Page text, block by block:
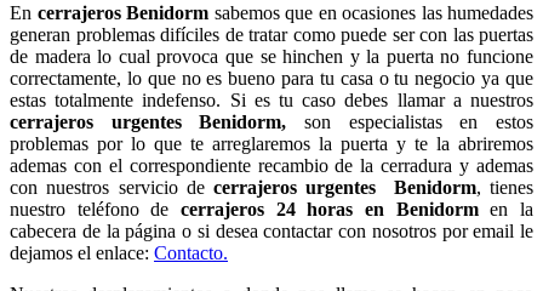
En cerrajeros Benidorm sabemos que en ocasiones las humedades
generan problemas difíciles de tratar como puede ser con las puertas
de madera lo cual provoca que se hinchen y la puerta no funcione
correctamente, lo que no es bueno para tu casa o tu negocio ya que
estas totalmente indefenso. Si es tu caso debes llamar a nuestros
cerrajeros urgentes Benidorm, son especialistas en estos
problemas por lo que te arreglaremos la puerta y te la abriremos
ademas con el correspondiente recambio de la cerradura y ademas
con nuestros servicio de cerrajeros urgentes Benidorm, tienes
nuestro teléfono de cerrajeros 24 horas en Benidormen la
cabecera de la página o si desea contactar con nosotros por email le
dejamos el enlace: Contacto.